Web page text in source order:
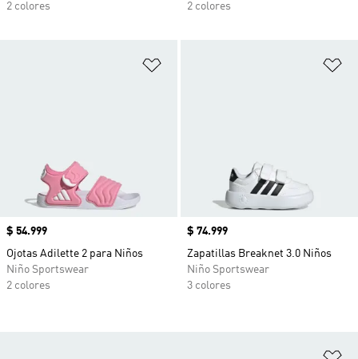
2 colores 2 colores
Precio
$ 54.999
Ojotas Adilette 2 para Niños
Niño Sportswear
2 colores
Precio
$ 74.999
Zapatillas Breaknet 3.0 Niños
Niño Sportswear
3 colores